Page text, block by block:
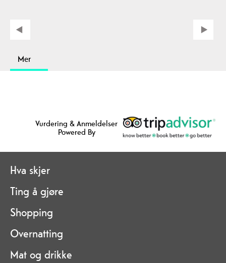
Mer
Vurdering & Anmeldelser
Powered By
Hva skjer
Ting å gjøre
Shopping
Overnatting
Mat og drikke